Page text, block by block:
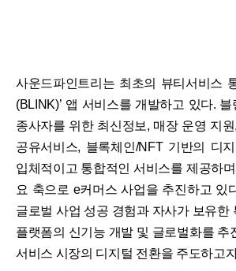
사운드파인트리는 최초의 뷰티서비스
(BLINK)’ 앱 서비스를 개발하고 있다. 블
종사자를 위한 최신정보, 매장 운영 지
공유서비스, 블록체인/NFT 기반의 디
입체적이고 통합적인 서비스를 제공하
요 축으로 e커머스 사업을 추진하고 있
글로벌 사업 성공 경험과 자사가 보유한
플랫폼의 신기능 개발 및 글로벌화를 추
서비스 시장의 디지털 전환을 주도하고